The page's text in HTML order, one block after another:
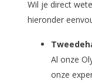
Wil je direct
hieronder
Al onze
onze